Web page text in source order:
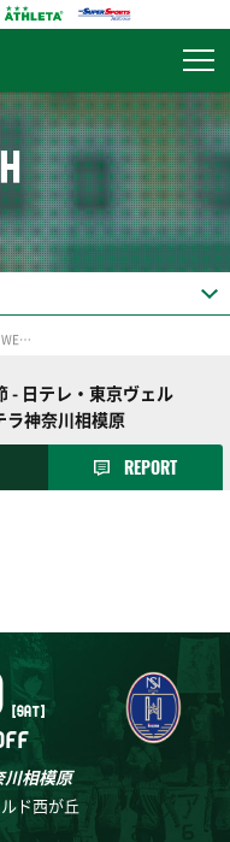
2021-22 Yogibo WEリーグ 第14節
- 日テレ・東京ヴェル
ラ神奈川相模原
REPORT
[SAT]
川相模原
ド西が丘